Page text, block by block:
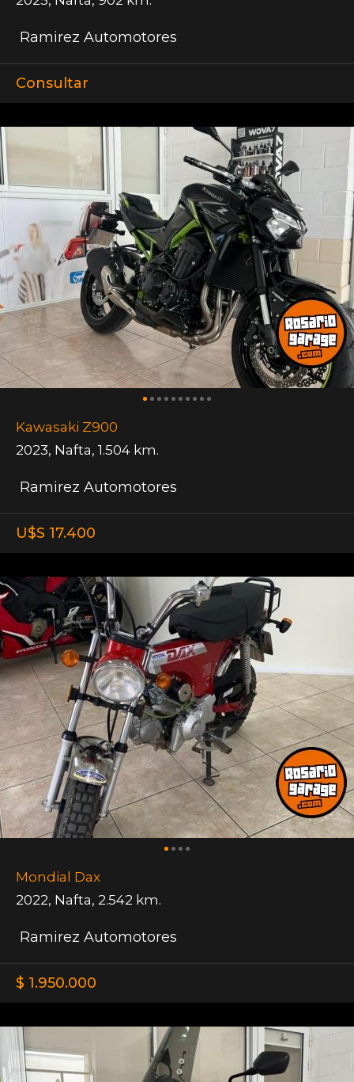
Ramirez Automotores
Consultar
Kawasaki Z900
2023, Nafta, 1.504 km.
Ramirez Automotores
U$S 17.400
Mondial Dax
2022, Nafta, 2.542 km.
Ramirez Automotores
$ 1.950.000